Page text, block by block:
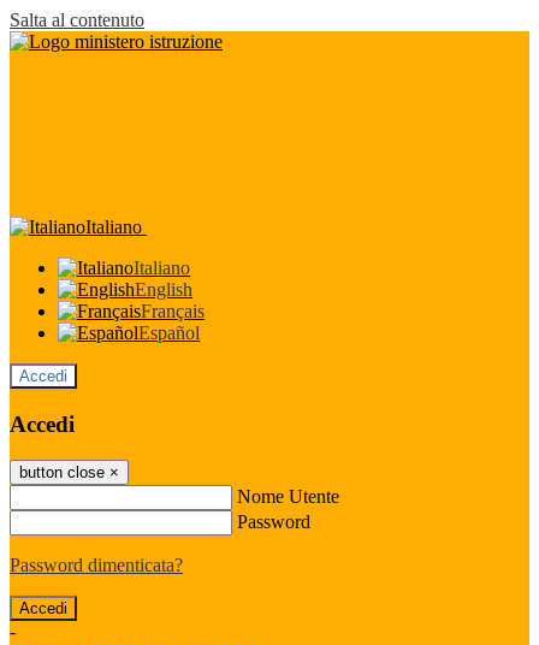
Salta al contenuto
Italiano
Italiano
English
Français
Español
Accedi
Accedi
button close ×
Nome Utente
Password
Password dimenticata?
-